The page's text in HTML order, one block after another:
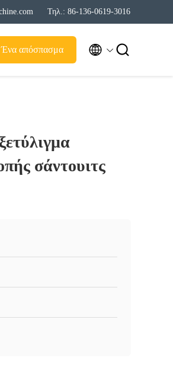
Τηλ.: 86-136-0619-3016
Ένα απόσπασμα  
σάντουιτς